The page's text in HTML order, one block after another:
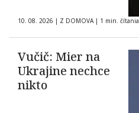
10. 08. 2026 | Z DOMOVA | 1 min. čítania
Vučič: Mier na
Ukrajine nechce
nikto